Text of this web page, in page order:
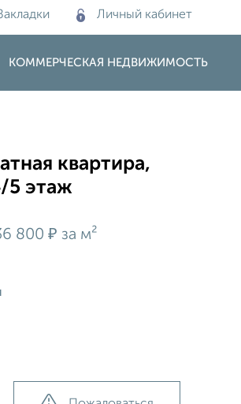
Личный кабинет
КОММЕРЧЕСКАЯ НЕДВИЖИМОСТЬ
квартира,
5 этаж
800₽ за м²